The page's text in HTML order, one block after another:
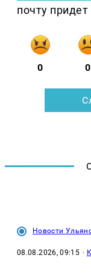
почту
0 0
Новости
08.08.2026, 09:15 ·